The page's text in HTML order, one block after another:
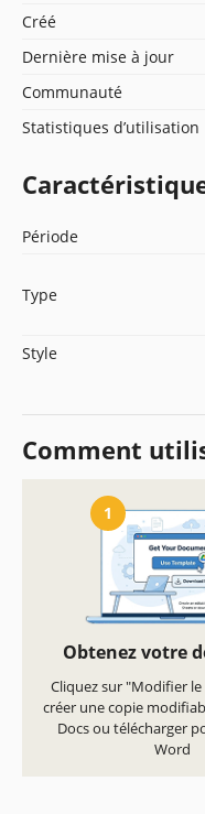
Créé
Dernière mise à jour
Communauté
Statistiques d’utilisation
Période
Type
Style
Comment
1
Obtenez votre
Cliquez sur "Modifier
créer une copie
Docs ou télécharger
Word